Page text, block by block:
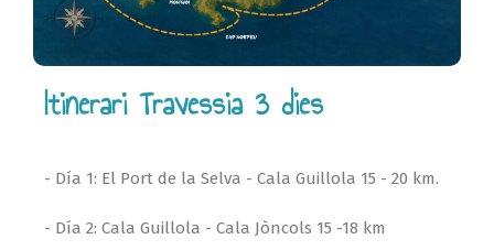
Itinerari Travessia 3 dies
- Día 1: El Port de la Selva - Cala Guillola 15 - 20 km.
- Día 2: Cala Guillola - Cala Jòncols 15 -18 km